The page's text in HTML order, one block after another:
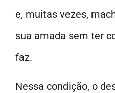
e, muitas vezes,
sua amada sem ter
faz.
Nessa condição, o